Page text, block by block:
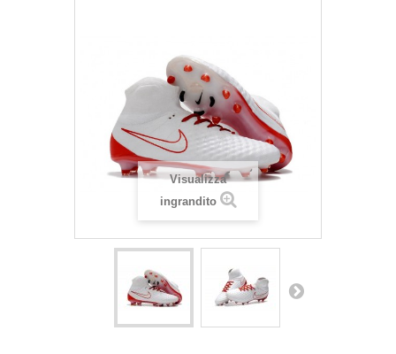
Visualizza
ingrandito